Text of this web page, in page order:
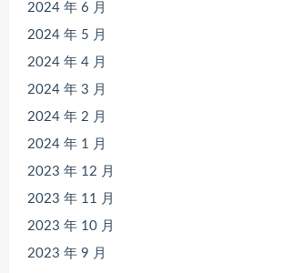
2024 年 6 月
2024 年 5 月
2024 年 4 月
2024 年 3 月
2024 年 2 月
2024 年 1 月
2023 年 12 月
2023 年 11 月
2023 年 10 月
2023 年 9 月